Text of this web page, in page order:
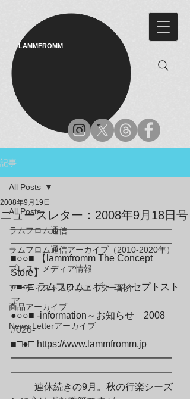
LAMMFROMM​
記事
All Posts
ラムフロム通信
ラムフロム通信アーカイブ（2010-2020年）
プレス・メディア情報
アーティスト＆クリエイター紹介
商品アーカイブ
News Letterアーカイブ
All Posts
ニュースレター：2008年9月18日号
2008年9月19日
━━━━━━━━━━━━━━━━━
━━━━━━━━━━━━━━━━━
■○○■ 【lammfromm The Concept
Store】
○■○□ ラムフロム・ザ・コンセプトスト
ア
●○○■ -information～お知らせ　2008
#026-
■□●□ https://www.lammfromm.jp
━━━━━━━━━━━━━━━━━
━━━━━━━━━━━━━━━━━